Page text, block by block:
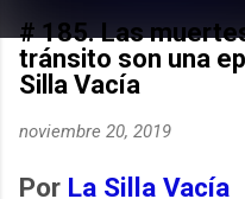
# 185. Las
tránsito son una
Silla Vacía
noviembre 20, 2019
Por La Silla Vacía